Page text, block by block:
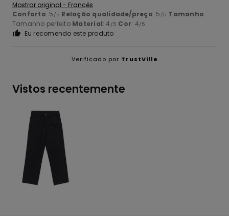
Mostrar original - Francês
Conforto: 5 /5 Relação qualidade/preço: 5 /5 Tamanho:
Tamanho perfeito Material: 4 /5 Cor: 4/5
Eu recomendo este produto
Verificado por TrustVille
Vistos recentemente